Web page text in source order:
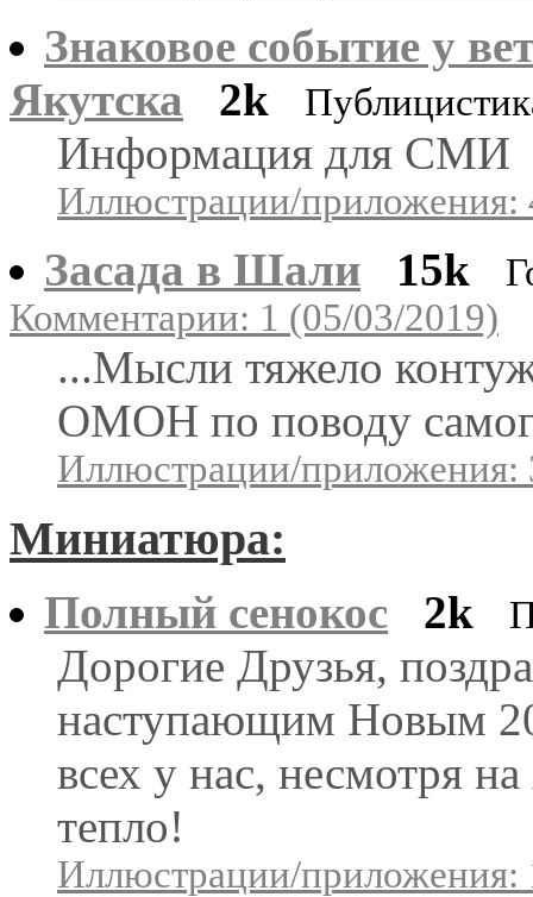
Знаковое событие у
Якутска
2k
Информация для СМИ
Иллюстрации/приложения:
Засада в Шали 15k
Комментарии: 1 (05/03/2019)
...Мысли тяжело
ОМОН по поводу
Иллюстрации/приложения:
Миниатюра:
Полный сенокос 2k
Дорогие Друзья,
наступающим Новым
всех у нас, несмотря
тепло!
Иллюстрации/приложения: